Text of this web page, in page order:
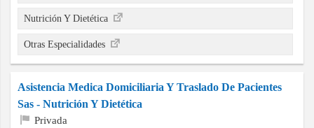
Nutrición Y Dietética
Otras Especialidades
Asistencia Medica Domiciliaria Y Traslado De Pacientes
Sas - Nutrición Y Dietética
Privada